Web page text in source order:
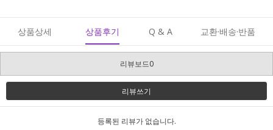
상품상세 상품후기 Q & A 교환·배송·반품
리뷰보드0
리뷰쓰기
등록된 리뷰가 없습니다.